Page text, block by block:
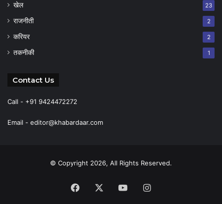
खेल 23
राजनीती 2
करियर 2
तकनीकी 1
Contact Us
Call - +91 9424472272
Email - editor@khabardaar.com
© Copyright 2026, All Rights Reserved.
Facebook YouTubeInstagram